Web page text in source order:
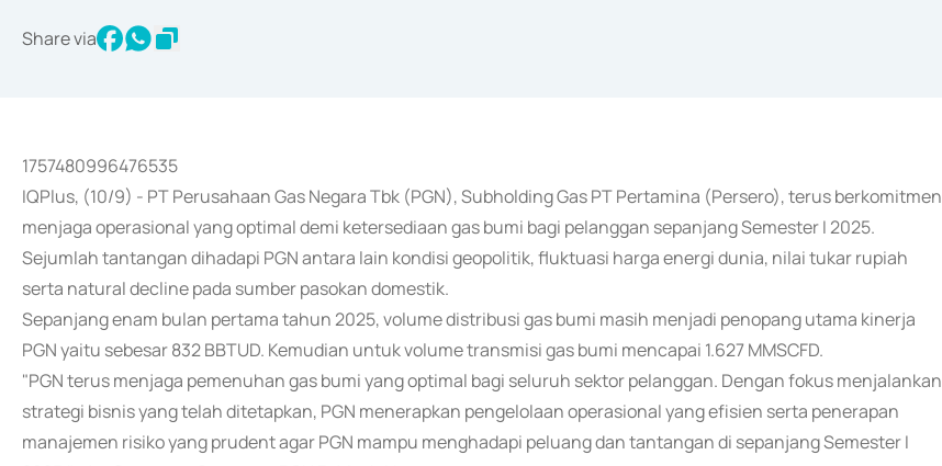
Share via
1757480996476535
IQPlus, (10/9) - PT Perusahaan Gas Negara Tbk (PGN), Subholding Gas PT Pertamina (Persero), terus berkomitmen
menjaga operasional yang optimal demi ketersediaan gas bumi bagi pelanggan sepanjang Semester I 2025.
Sejumlah tantangan dihadapi PGN antara lain kondisi geopolitik, fluktuasi harga energi dunia, nilai tukar rupiah
serta natural decline pada sumber pasokan domestik.
Sepanjang enam bulan pertama tahun 2025, volume distribusi gas bumi masih menjadi penopang utama kinerja
PGN yaitu sebesar 832 BBTUD. Kemudian untuk volume transmisi gas bumi mencapai 1.627 MMSCFD.
"PGN terus menjaga pemenuhan gas bumi yang optimal bagi seluruh sektor pelanggan. Dengan fokus menjalankan
strategi bisnis yang telah ditetapkan, PGN menerapkan pengelolaan operasional yang efisien serta penerapan
manajemen risiko yang prudent agar PGN mampu menghadapi peluang dan tantangan di sepanjang Semester I